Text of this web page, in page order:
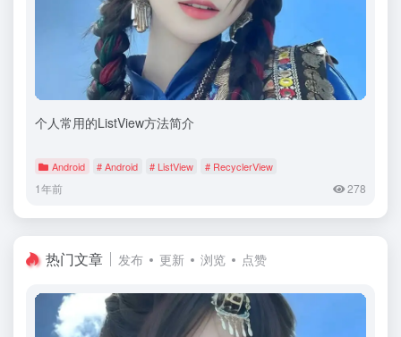
个人常用的ListView方法简介
Android # Android # ListView # RecyclerView
1年前 278
热门文章 发布 更新 浏览 点赞